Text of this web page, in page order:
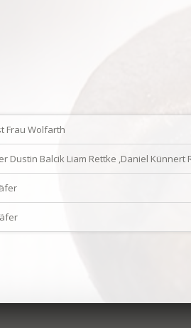
Frau Wolfarth
Dustin Balcik Liam Rettke ,Daniel Künnert